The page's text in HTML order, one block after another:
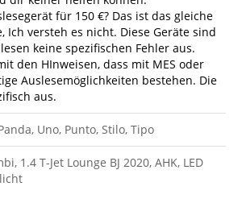
für 150 €? Das ist das gleiche
Ich versteh es nicht. Diese Geräte sind
keine spezifischen Fehler aus.
den HInweisen, dass mit MES oder
Auslesemöglichkeiten bestehen. Die
aus.
Uno, Punto, Stilo, Tipo
1.4 T-Jet Lounge BJ 2020, AHK, LED